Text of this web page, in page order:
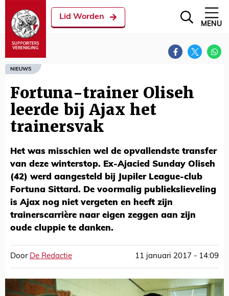
Lid Worden
MENU
NIEUWS
Fortuna-trainer Oliseh
leerde bij Ajax het
trainersvak
Het was misschien wel de opvallendste transfer
van deze winterstop. Ex-Ajacied Sunday Oliseh
(42) werd aangesteld bij Jupiler League-club
Fortuna Sittard. De voormalig publiekslieveling
is Ajax nog niet vergeten en heeft zijn
trainerscarrière naar eigen zeggen aan zijn
oude cluppie te danken.
Door De Redactie 11 januari 2017 - 14:09